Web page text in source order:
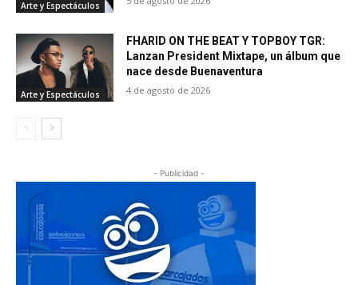
Arte y Espectáculos
Arte y Espectáculos
FHARID ON THE BEAT Y TOPBOY TGR:
Lanzan President Mixtape, un álbum que
nace desde Buenaventura
4 de agosto de 2026
- Publicidad -